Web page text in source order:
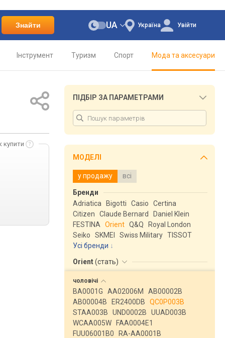
Знайти Україна
UA Увійти
Інструмент Туризм Спорт Мода та аксесуари
купити
ПІДБІР ЗА ПАРАМЕТРАМИ
МОДЕЛІ
у продажу всі
Бренди
Adriatica
Bigotti Casio
Certina
Citizen
Claude Bernard
Daniel Klein
FESTINA
Orient Q&Q
Royal London
Seiko
SKMEI Swiss Military TISSOT
Усі бренди
Orient(стать)
чоловічі
BA0001G AA02006M
AB00002B
AB00004B
ER2400DB
QC0P003B
STAA003B
UND0002B
UUAD003B
WCAA005W
FAA0004E1
FUU06001B0
RA-AA0001B